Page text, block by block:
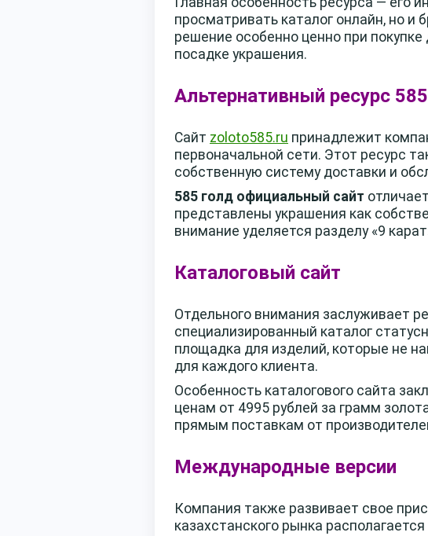
просматривать каталог онлайн, но
решение особенно ценно при
посадке украшения.
Альтернативный ресурс
Сайт zoloto585.ru принадлежит
первоначальной сети. Этот ресурс
собственную систему доставки и
585 голд официальный сайт
представлены украшения как
внимание уделяется разделу «9
Каталоговый сайт
Отдельного внимания заслуживает
специализированный каталог
площадка для изделий, которые не
для каждого клиента.
Особенность каталогового сайта
ценам от 4995 рублей за грамм
прямым поставкам от
Международные версии
Компания также развивает свое
казахстанского рынка